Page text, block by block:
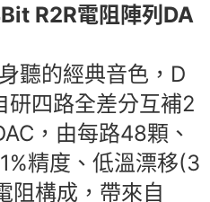
R2R電阻陣列DA
聽的經典音色，D
研四路全差分互補2
，由每路48顆、
精度、低溫漂移(3
阻構成，帶來自